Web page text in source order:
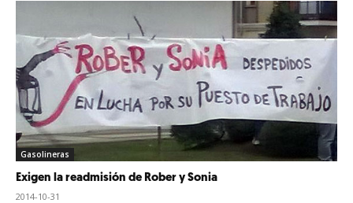
Gasolineras
Exigen la readmisión de Rober y Sonia
2014-10-31